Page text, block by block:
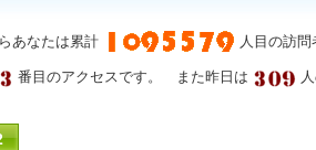
あなたは累計 人目の訪
番目のアクセスです。 また昨日は